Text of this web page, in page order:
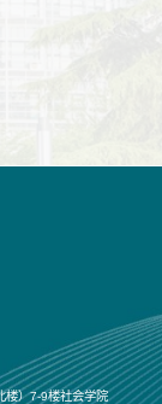
楼）7-9楼社会学院